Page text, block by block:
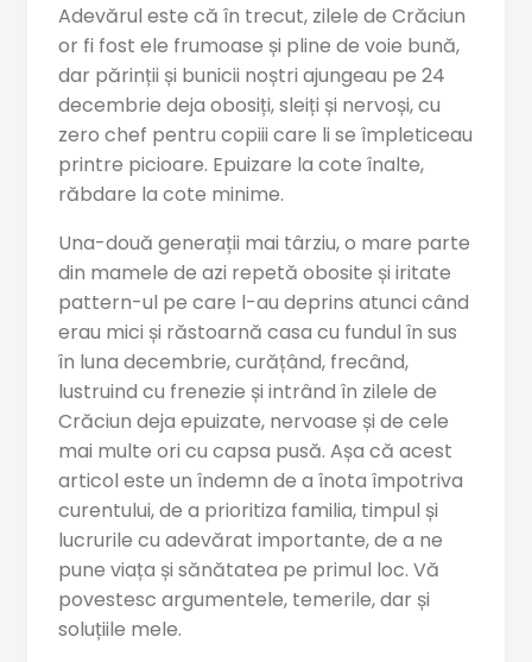
Adevărul este că în trecut, zilele de Crăciun
or fi fost ele frumoase și pline de voie bună,
dar părinții și bunicii noștri ajungeau pe 24
decembrie deja obosiți, sleiți și nervoși, cu
zero chef pentru copiii care li se împleticeau
printre picioare. Epuizare la cote înalte,
răbdare la cote minime.
Una-două generații mai târziu, o mare parte
din mamele de azi repetă obosite și iritate
pattern-ul pe care l-au deprins atunci când
erau mici și răstoarnă casa cu fundul în sus
în luna decembrie, curățând, frecând,
lustruind cu frenezie și intrând în zilele de
Crăciun deja epuizate, nervoase și de cele
mai multe ori cu capsa pusă. Așa că acest
articol este un îndemn de a înota împotriva
curentului, de a prioritiza familia, timpul și
lucrurile cu adevărat importante, de a ne
pune viața și sănătatea pe primul loc. Vă
povestesc argumentele, temerile, dar și
soluțiile mele.